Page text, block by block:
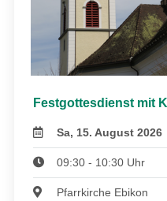
Festgottesdienst mit
Sa, 15. August 2026
09:30 - 10:30 Uhr
Pfarrkirche Ebikon